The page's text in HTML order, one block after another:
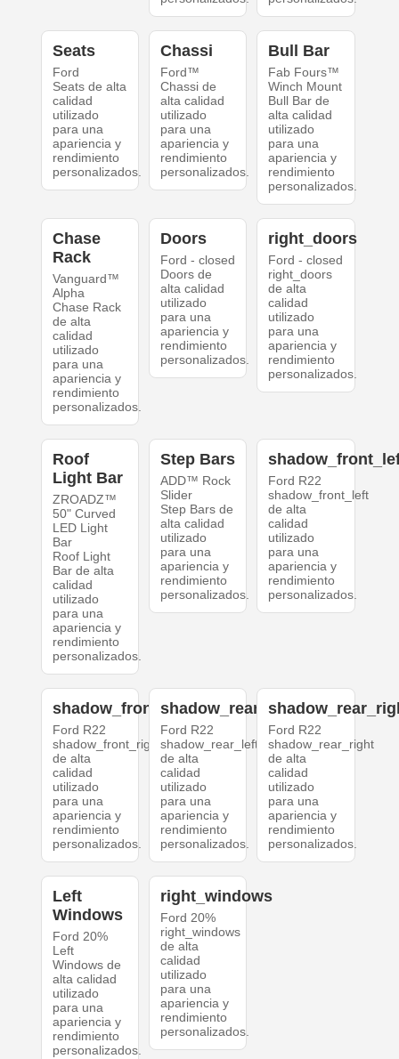
Seats
Ford
Seats de alta
calidad
utilizado
para una
apariencia y
rendimiento
personalizados.
Chassi
Ford™
Chassi de
alta calidad
utilizado
para una
apariencia y
rendimiento
personalizados.
Bull Bar
Fab Fours™
Winch Mount
Bull Bar de
alta calidad
utilizado
para una
apariencia y
rendimiento
personalizados.
Chase
Rack
Vanguard™
Alpha
Chase Rack
de alta
calidad
utilizado
para una
apariencia y
rendimiento
personalizados.
Doors
Ford - closed
Doors de
alta calidad
utilizado
para una
apariencia y
rendimiento
personalizados.
right_doors
Ford - closed
right_doors
de alta
calidad
utilizado
para una
apariencia y
rendimiento
personalizados.
Roof
Light Bar
ZROADZ™
50" Curved
LED Light
Bar
Roof Light
Bar de alta
calidad
utilizado
para una
apariencia y
rendimiento
personalizados.
Step Bars
ADD™ Rock
Slider
Step Bars de
alta calidad
utilizado
para una
apariencia y
rendimiento
personalizados.
Ford R22
shadow_front_left
de alta
calidad
utilizado
para una
apariencia y
rendimiento
personalizados.
shadow_front_right
Ford R22
shadow_front_right
de alta
calidad
utilizado
para una
apariencia y
rendimiento
personalizados.
shadow_rear_left
Ford R22
shadow_rear_left
de alta
calidad
utilizado
para una
apariencia y
rendimiento
personalizados.
Ford R22
shadow_rear_right
de alta
calidad
utilizado
para una
apariencia y
rendimiento
personalizados.
Left
Windows
Ford 20%
Left
Windows de
alta calidad
utilizado
para una
apariencia y
rendimiento
personalizados.
right_windows
Ford 20%
right_windows
de alta
calidad
utilizado
para una
apariencia y
rendimiento
personalizados.